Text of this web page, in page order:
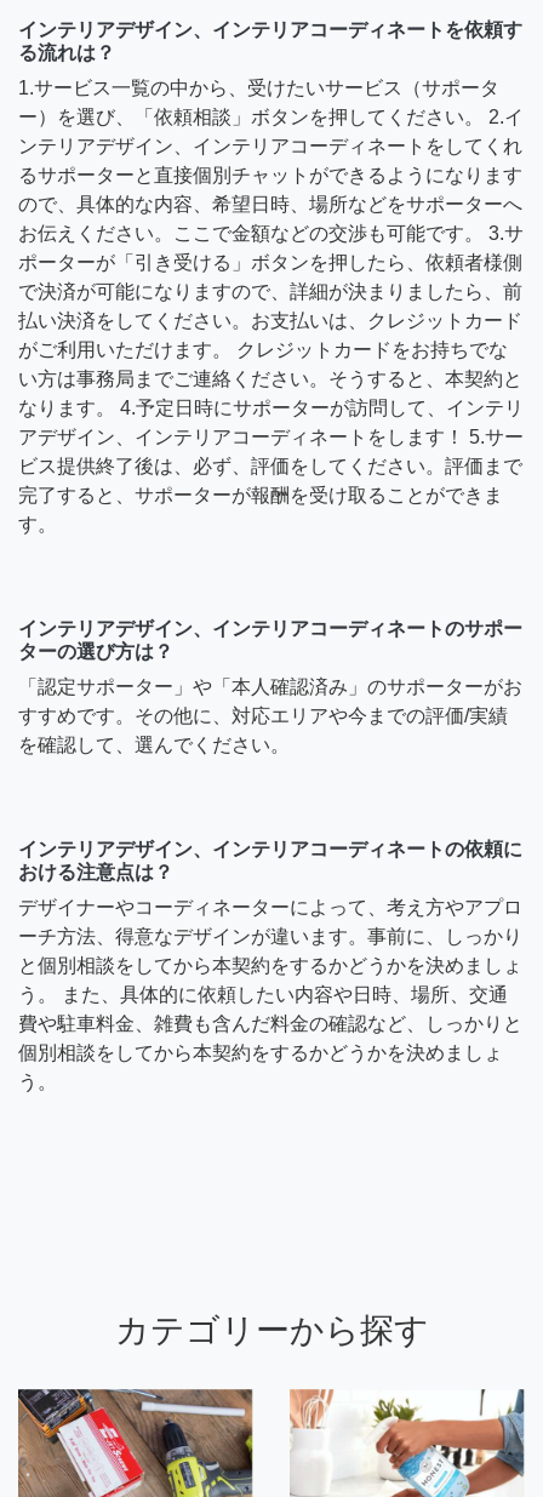
インテリアデザイン、インテリアコーディネートを依頼す
る流れは？
1.サービス一覧の中から、受けたいサービス（サポータ
ー）を選び、「依頼相談」ボタンを押してください。 2.イ
ンテリアデザイン、インテリアコーディネートをしてくれ
るサポーターと直接個別チャットができるようになります
ので、具体的な内容、希望日時、場所などをサポーターへ
お伝えください。ここで金額などの交渉も可能です。 3.サ
ポーターが「引き受ける」ボタンを押したら、依頼者様側
で決済が可能になりますので、詳細が決まりましたら、前
払い決済をしてください。お支払いは、クレジットカード
がご利用いただけます。 クレジットカードをお持ちでな
い方は事務局までご連絡ください。そうすると、本契約と
なります。 4.予定日時にサポーターが訪問して、インテリ
アデザイン、インテリアコーディネートをします！ 5.サー
ビス提供終了後は、必ず、評価をしてください。評価まで
完了すると、サポーターが報酬を受け取ることができま
す。
インテリアデザイン、インテリアコーディネートのサポー
ターの選び方は？
「認定サポーター」や「本人確認済み」のサポーターがお
すすめです。その他に、対応エリアや今までの評価/実績
を確認して、選んでください。
インテリアデザイン、インテリアコーディネートの依頼に
おける注意点は？
デザイナーやコーディネーターによって、考え方やアプロ
ーチ方法、得意なデザインが違います。事前に、しっかり
と個別相談をしてから本契約をするかどうかを決めましょ
う。 また、具体的に依頼したい内容や日時、場所、交通
費や駐車料金、雑費も含んだ料金の確認など、しっかりと
個別相談をしてから本契約をするかどうかを決めましょ
う。
カテゴリーから探す